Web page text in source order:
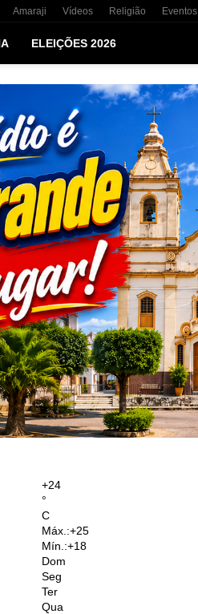
Amaraji Vídeos Religião Eventos
ELEIÇÕES 2026
+24
°
C
Máx.:+25
Mín.:+18
Dom
Seg
Ter
Qua